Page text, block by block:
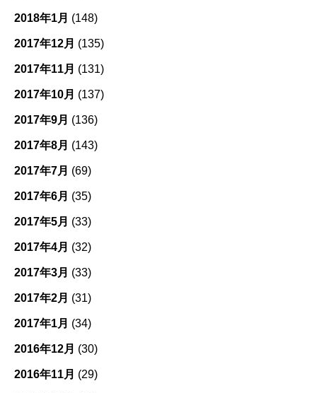
2018年1月 (148)
2017年12月 (135)
2017年11月 (131)
2017年10月 (137)
2017年9月 (136)
2017年8月 (143)
2017年7月 (69)
2017年6月 (35)
2017年5月 (33)
2017年4月 (32)
2017年3月 (33)
2017年2月 (31)
2017年1月 (34)
2016年12月 (30)
2016年11月 (29)